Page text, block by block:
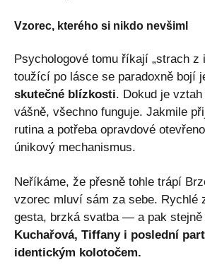
Vzorec, kterého si nikdo nevšiml
Psychologové tomu říkají „strach z
toužící po lásce se paradoxně bojí
skutečné blízkosti. Dokud je
vášně, všechno funguje. Jakmile
rutina a potřeba opravdové
únikový mechanismus.
Neříkáme, že přesně tohle trápí
vzorec mluví sám za sebe. Rychlé
gesta, brzká svatba — a pak stejně
Kuchařová, Tiffany i poslední
identickým kolotočem.